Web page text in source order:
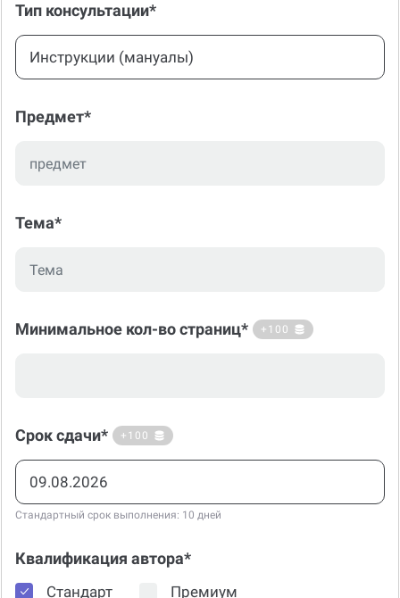
Тип консультации*
Инструкции (мануалы)
Предмет*
Тема*
Минимальное кол-во страниц* +100
Срок сдачи* +100
Стандартный срок выполнения: 10 дней
Квалификация автора*
Стандарт Премиум